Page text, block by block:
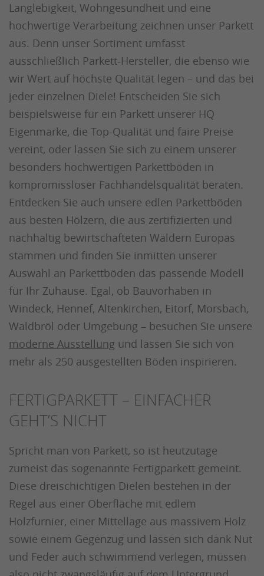
Langlebigkeit, Wohngesundheit und eine
hochwertige Verarbeitung zeichnen unser Parkett
aus. Denn unser Sortiment umfasst
ausschließlich Parkett-Hersteller, die ebenso wie
wir Wert auf höchste Qualität legen – und das bei
jeder einzelnen Diele! Entscheiden Sie sich
beispielsweise für ein Parkett unserer HQ
Eigenmarke, die Top-Qualität und faire Preise
vereint, oder lassen Sie sich zu einem unserer
besonders hochwertigen Parkettböden in
kompromissloser Fachhandelsqualität beraten.
Entdecken Sie auch unsere edlen Parkettböden
aus besten Hölzern, die aus zertifizierten und
nachhaltig bewirtschafteten Wäldern Europas
stammen und finden Sie inmitten unserer
Auswahl an Parkettböden das passende Modell
für Ihr Zuhause. Egal, ob Bauvorhaben in
Windeck, Hennef, Altenkirchen, Eitorf, Morsbach,
Waldbröl oder Umgebung – besuchen Sie unsere
moderne Ausstellung und lassen Sie sich von
mehr als 250 ausgestellten Böden inspirieren.
FERTIGPARKETT – EINFACHER
GEHT’S NICHT
Spricht man von Parkett, so ist heutzutage
zumeist das sogenannte Fertigparkett gemeint.
Diese dreischichtigen Dielen bestehen in der
Regel aus einer Oberfläche mit edlem
Holzfurnier, einer Mittellage aus massivem Holz
sowie einem Gegenzug und lassen sich dank Nut
und Feder auch schwimmend verlegen, müssen